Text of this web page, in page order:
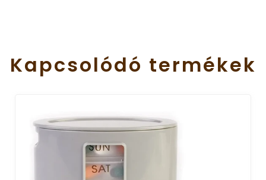
Kapcsolódó termékek